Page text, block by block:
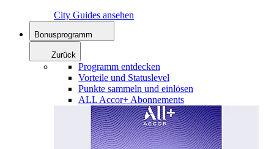
City Guides ansehen
Bonusprogramm
Zurück
Programm entdecken
Vorteile und Statuslevel
Punkte sammeln und einlösen
ALL Accor+ Abonnements